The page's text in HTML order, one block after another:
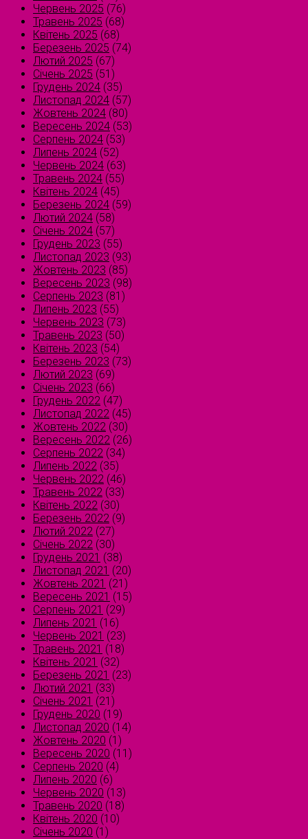
Червень 2025 (76)
Травень 2025 (68)
Квітень 2025 (68)
Березень 2025 (74)
Лютий 2025 (67)
Січень 2025 (51)
Грудень 2024 (35)
Листопад 2024 (57)
Жовтень 2024 (80)
Вересень 2024 (53)
Серпень 2024 (53)
Липень 2024 (52)
Червень 2024 (63)
Травень 2024 (55)
Квітень 2024 (45)
Березень 2024 (59)
Лютий 2024 (58)
Січень 2024 (57)
Грудень 2023 (55)
Листопад 2023 (93)
Жовтень 2023 (85)
Вересень 2023 (98)
Серпень 2023 (81)
Липень 2023 (55)
Червень 2023 (73)
Травень 2023 (50)
Квітень 2023 (54)
Березень 2023 (73)
Лютий 2023 (69)
Січень 2023 (66)
Грудень 2022 (47)
Листопад 2022 (45)
Жовтень 2022 (30)
Вересень 2022 (26)
Серпень 2022 (34)
Липень 2022 (35)
Червень 2022 (46)
Травень 2022 (33)
Квітень 2022 (30)
Березень 2022 (9)
Лютий 2022 (27)
Січень 2022 (30)
Грудень 2021 (38)
Листопад 2021 (20)
Жовтень 2021 (21)
Вересень 2021 (15)
Серпень 2021 (29)
Липень 2021 (16)
Червень 2021 (23)
Травень 2021 (18)
Квітень 2021 (32)
Березень 2021 (23)
Лютий 2021 (33)
Січень 2021 (21)
Грудень 2020 (19)
Листопад 2020 (14)
Жовтень 2020 (1)
Вересень 2020 (11)
Серпень 2020 (4)
Липень 2020 (6)
Червень 2020 (13)
Травень 2020 (18)
Квітень 2020 (10)
Січень 2020 (1)